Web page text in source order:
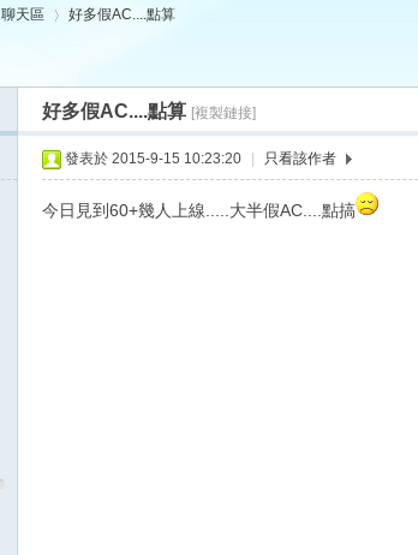
聊天區
›
好多假AC....點算
好多假AC....點算 [複製鏈接]
發表於 2015-9-15 10:23:20 只看該作者
今日見到60+幾人上線.....大半假AC....點搞